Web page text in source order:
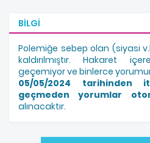
BILGI
Polemiğe sebep olan (siyasi
kaldırılmıştır. Hakaret
geçemiyor ve binlerce
05/05/2024 tarihinden
geçmeden yorumlar
alınacaktır.